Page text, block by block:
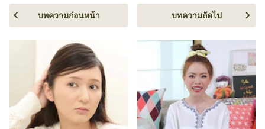
บทความก่อนหน้า บทความถัดไป